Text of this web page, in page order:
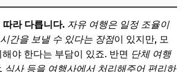
따라 다릅니다. 자유 여행은 일정 조율이
간을 보낼 수 있다는 장점이 있지만, 모
야 한다는 부담이 있죠. 반면 단체 여행
식사 등을 여행사에서 처리해주어 편리하